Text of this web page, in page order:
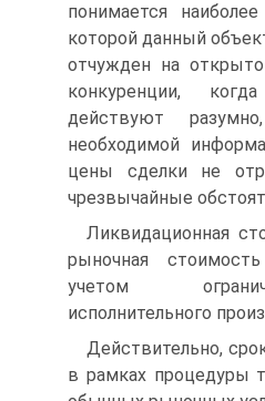
понимается
которой данный
отчужден на
конкуренции,
действуют
необходимой
цены сделки не
чрезвычайные
Ликвидационная
рыночная
учетом
исполнительного
Действительно,
в рамках процедуры